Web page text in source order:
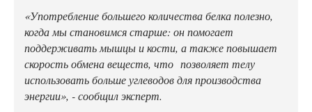
«Употребление большего количества белка полезно,
когда мы становимся старше: он помогает
поддерживать мышцы и кости, а также повышает
скорость обмена веществ, что позволяет телу
использовать больше углеводов для производства
энергии», - сообщил эксперт.